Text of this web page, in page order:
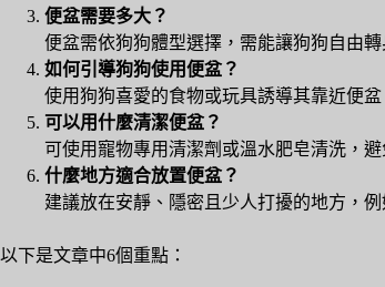
便盆需要多大？
便盆需依狗狗體型選擇，需能讓狗狗自由轉
如何引導狗狗使用便盆？
使用狗狗喜愛的食物或玩具誘導其靠近便
可以用什麼清潔便盆？
可使用寵物專用清潔劑或溫水肥皂清洗，
什麼地方適合放置便盆？
建議放在安靜、隱密且少人打擾的地方，
以下是文章中6個重點：